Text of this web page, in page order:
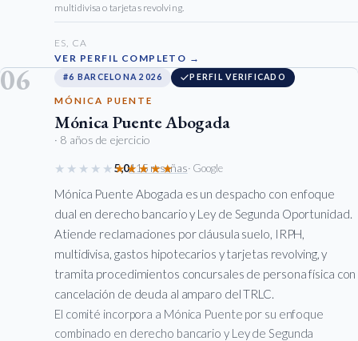
multidivisa o tarjetas revolving.
ES, CA
VER PERFIL COMPLETO →
06 #6 BARCELONA 2026 PERFIL VERIFICADO
MÓNICA PUENTE
Mónica Puente Abogada
· 8 años de ejercicio
★★★★★★★★★★
5,0115 reseñas· Google
Mónica Puente Abogada es un despacho con enfoque
dual en derecho bancario y Ley de Segunda Oportunidad.
Atiende reclamaciones por cláusula suelo, IRPH,
multidivisa, gastos hipotecarios y tarjetas revolving, y
tramita procedimientos concursales de persona física con
cancelación de deuda al amparo del TRLC.
El comité incorpora a Mónica Puente por su enfoque
combinado en derecho bancario y Ley de Segunda